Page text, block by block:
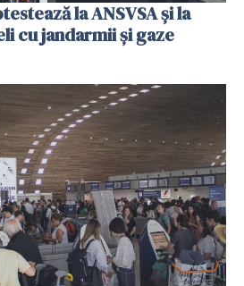
la ANSVSA și la
cu jandarmii și gaze